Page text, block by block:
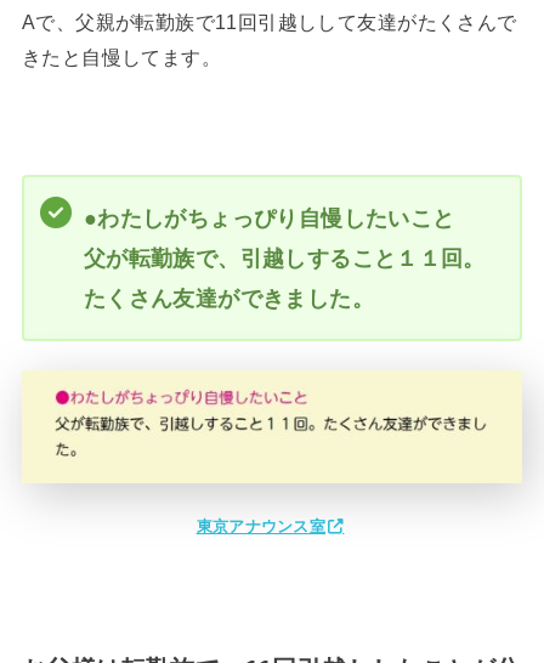
Aで、父親が転勤族で11回引越しして友達がたくさんで
きたと自慢してます。
●わたしがちょっぴり自慢したいこと
父が転勤族で、引越しすること１１回。
たくさん友達ができました。
東京アナウンス室